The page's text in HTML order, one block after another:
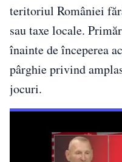
teritoriul României
sau taxe locale.
înainte de începerea
pârghie privind
jocuri.